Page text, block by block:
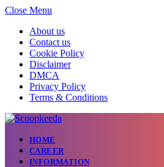
Close Menu
About us
Contact us
Cookie Policy
Disclaimer
DMCA
Privacy Policy
Terms & Conditions
HOME
CAREER
INFORMATION